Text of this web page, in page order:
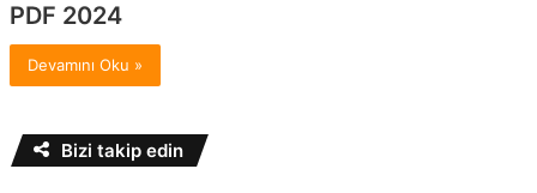
PDF 2024
Devamını Oku »
Bizi takip edin